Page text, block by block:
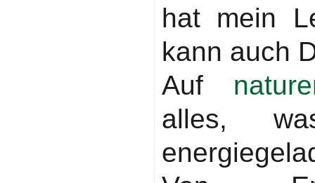
hat mein
kann auch
Auf
alles,